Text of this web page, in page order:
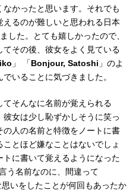
かったと思います。それでも
るのが難しいと思われる日本
した。とても嬉しかったので、
その後、彼女をよく見ている
」 「Bonjour, Satoshi 」のよ
いることに気づきました。
そんなに名前が覚えられる
女は少し恥ずかしそうに笑っ
人の名前と特徴をノートに書
とほど嫌なことはないでしょ
に書いて覚えるようになった
う名前なのに、間違って
いをしたことが何回もあったか